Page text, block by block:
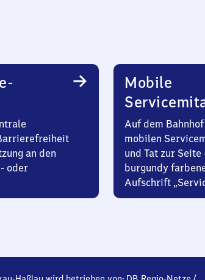
an den
oder
Mobile
Auf dem
mobilen
und Tat zur Seite
burgundy
Aufschrift